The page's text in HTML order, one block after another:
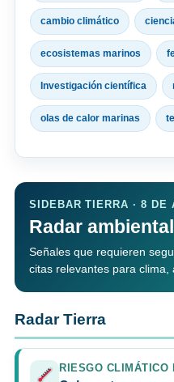
cambio climático
ecosistemas marinos
Investigación científica
olas de calor marinas
SIDEBAR TIERRA · 8 DE
Radar
Señales que requieren
citas relevantes para
Radar Tierra
RIESGO CLIMÁTICO